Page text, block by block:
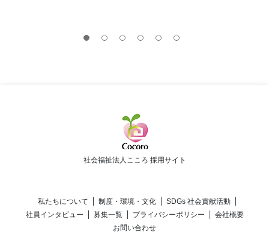
社会福祉法人こころ 採用サイト
私たちについて 制度・環境・文化
SDGs 社会貢献活動
社員インタビュー
募集一覧 プライバシーポリシー
会社概要
お問い合わせ